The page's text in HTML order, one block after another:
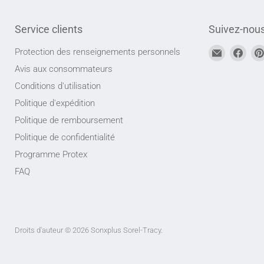
Service clients
Protection des renseignements personnels
Avis aux consommateurs
Conditions d'utilisation
Politique d'expédition
Politique de remboursement
Politique de confidentialité
Programme Protex
FAQ
Suivez-
Trouvez-
Droits d'auteur © 2026 Sonxplus Sorel-Tracy.